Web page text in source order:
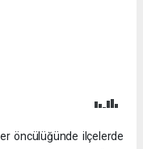
öncülüğünde ilçelerde